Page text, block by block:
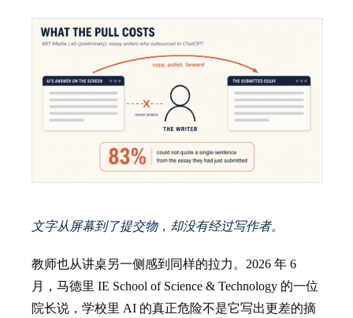
文字从屏幕到了提交物，却没有经过写作者。
教师也从讲桌另一侧感到同样的拉力。2026 年 6
月，马德里 IE School of Science & Technology 的一位
院长说，学校里 AI 的真正危险不是它写出更差的摘